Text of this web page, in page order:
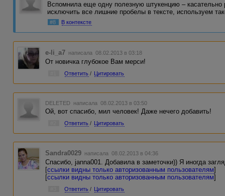
Вспомнила еще одну полезную штукенцию – касательно
исключить все лишние пробелы в тексте, используем
#8 В контексте
e-li_a7 написала 08.02.2013 в 03:18
От новичка глубокое Вам мерси!
Ответить / Цитировать
DELETED написала 08.02.2013 в 03:50
Ой, вот спасибо, мил человек! Даже нечего добавить!
Ответить / Цитировать
Sandra0029 написала 08.02.2013 в 04:36
Спасибо, janna001. Добавила в заметочки)) Я иногда
[ссылки видны только авторизованным пользователям]
[ссылки видны только авторизованным пользователям]
Ответить / Цитировать